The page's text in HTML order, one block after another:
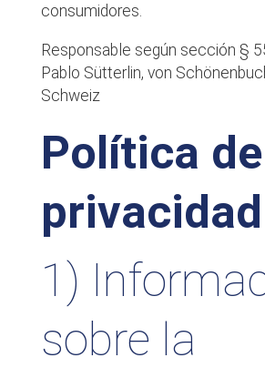
consumidores.
Responsable según sección §
Pablo Sütterlin, von
Schweiz
Política de
privacidad
1)
sobre la